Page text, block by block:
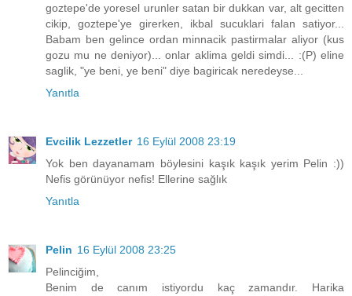
goztepe'de yoresel urunler satan bir dukkan var, alt gecitten
cikip, goztepe'ye girerken, ikbal sucuklari falan satiyor...
Babam ben gelince ordan minnacik pastirmalar aliyor (kus
gozu mu ne deniyor)... onlar aklima geldi simdi... :(P) eline
saglik, "ye beni, ye beni" diye bagiricak neredeyse...
Yanıtla
Evcilik Lezzetler 16 Eylül 2008 23:19
Yok ben dayanamam böylesini kaşık kaşık yerim Pelin :))
Nefis görünüyor nefis! Ellerine sağlık
Yanıtla
Pelin 16 Eylül 2008 23:25
Pelinciğim,
Benim de canım istiyordu kaç zamandır. Harika